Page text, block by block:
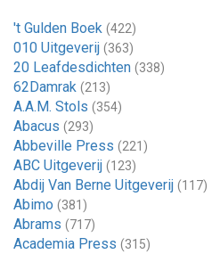
't Gulden Boek (422)
010 Uitgeverij (363)
20 Leafdesdichten (338)
62Damrak (213)
A.A.M. Stols (354)
Abacus (293)
Abbeville Press (221)
ABC Uitgeverij (123)
Abdij Van Berne Uitgeverij (117)
Abimo (381)
Abrams (717)
Academia Press (315)